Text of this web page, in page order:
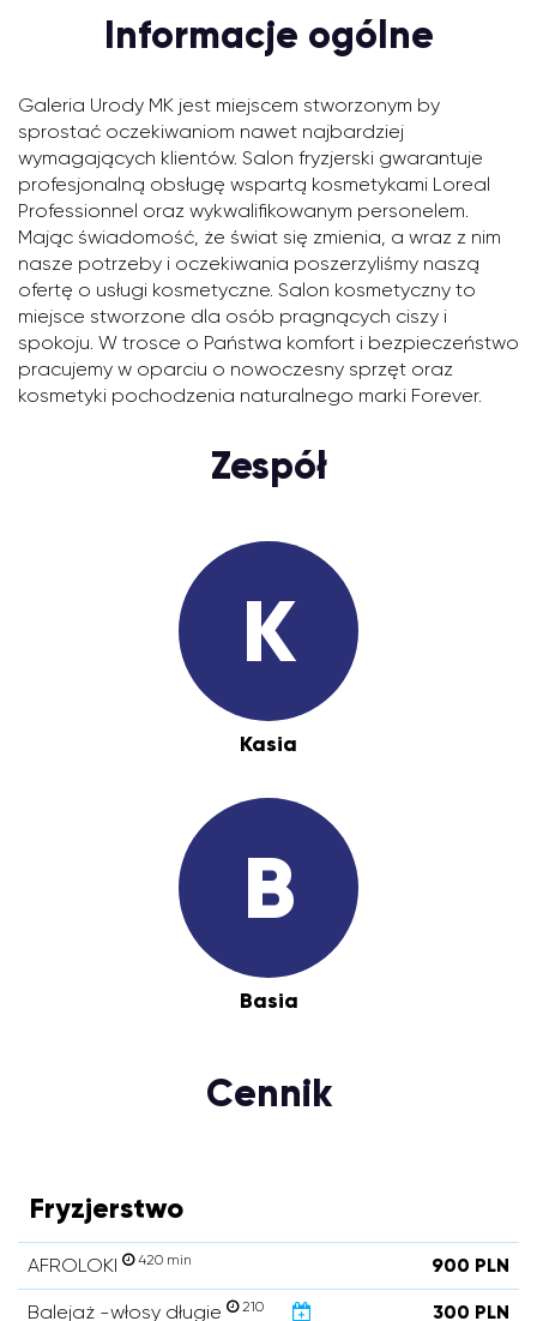
Informacje ogólne
Galeria Urody MK jest miejscem stworzonym by
sprostać oczekiwaniom nawet najbardziej
wymagających klientów. Salon fryzjerski gwarantuje
profesjonalną obsługę wspartą kosmetykami Loreal
Professionnel oraz wykwalifikowanym personelem.
Mając świadomość, że świat się zmienia, a wraz z nim
nasze potrzeby i oczekiwania poszerzyliśmy naszą
ofertę o usługi kosmetyczne. Salon kosmetyczny to
miejsce stworzone dla osób pragnących ciszy i
spokoju. W trosce o Państwa komfort i bezpieczeństwo
pracujemy w oparciu o nowoczesny sprzęt oraz
kosmetyki pochodzenia naturalnego marki Forever.
Zespół
K
Kasia
B
Basia
Cennik
Fryzjerstwo
AFROLOKI 420 min 900 PLN
Balejaż -włosy długie 210 300 PLN